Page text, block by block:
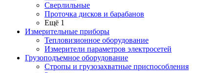
Сверлильные
Проточка дисков и барабанов
Ещё 1
Измерительные приборы
Тепловизионное оборудование
Измерители параметров электросетей
Грузоподъемное оборудование
Стропы и грузозахватные приспособления